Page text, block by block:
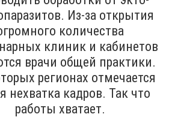
Из-за открытия
количества
клиник и кабинетов
врачи общей практики.
регионах отмечается
нехватка кадров. Так что
работы хватает.